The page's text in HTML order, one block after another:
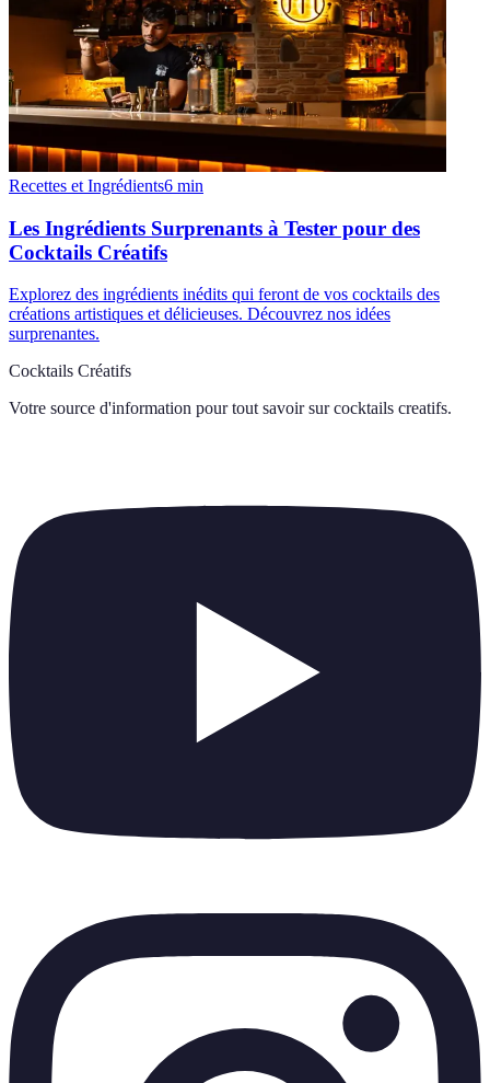
Recettes et Ingrédients6 min
Les Ingrédients Surprenants à Tester pour des
Cocktails Créatifs
Explorez des ingrédients inédits qui feront de vos cocktails des
créations artistiques et délicieuses. Découvrez nos idées
surprenantes.
Cocktails Créatifs
Votre source d'information pour tout savoir sur cocktails creatifs.